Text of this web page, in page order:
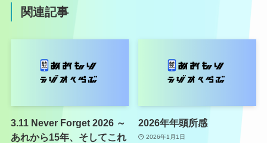
関連記事
3.11 Never Forget 2026 ～
あれから15年、そしてこれ
2026年年頭所感
2026年1月1日